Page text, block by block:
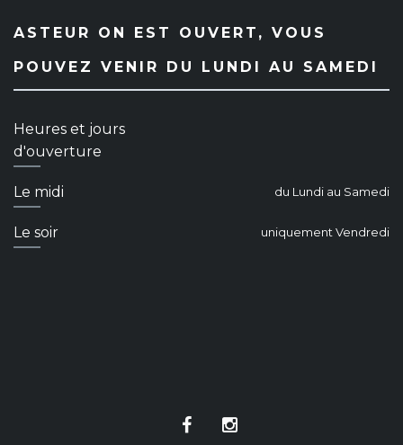
ASTEUR ON EST OUVERT, VOUS
POUVEZ VENIR DU LUNDI AU SAMEDI
Heures et jours
d'ouverture
Le midi du Lundi au Samedi
Le soir uniquement Vendredi